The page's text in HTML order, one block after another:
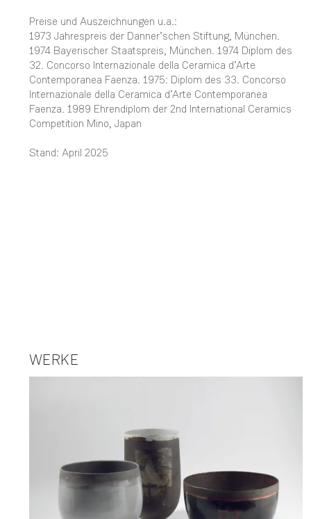
Preise und Auszeichnungen u.a.:
1973 Jahrespreis der Danner’schen Stiftung, München.
1974 Bayerischer Staatspreis, München. 1974 Diplom des
32. Concorso Internazionale della Ceramica d’Arte
Contemporanea Faenza. 1975: Diplom des 33. Concorso
Internazionale della Ceramica d’Arte Contemporanea
Faenza. 1989 Ehrendiplom der 2nd International Ceramics
Competition Mino, Japan
Stand: April 2025
WERKE